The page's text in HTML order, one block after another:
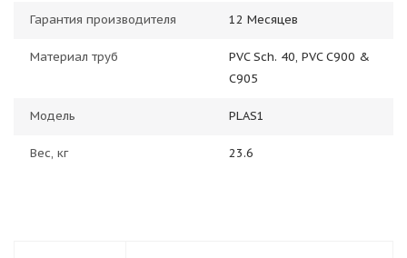
Гарантия производителя 12 Месяцев
Материал труб
PVC Sch. 40, PVC C900 &
C905
Модель PLAS1
Вес, кг 23.6